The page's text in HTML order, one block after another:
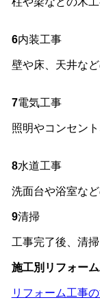
6内装工事
壁や床、天井な
7電気工事
照明やコンセン
8水道工事
洗面台や浴室な
9清掃
工事完了後、清掃
施工別リフォー
リフォーム⼯事